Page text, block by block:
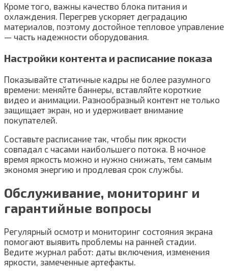
Кроме того, важны качество блока питания и
охлаждения. Перегрев ускоряет деградацию
материалов, поэтому достойное тепловое управление
— часть надежности оборудования.
Настройки контента и расписание показа
Показывайте статичные кадры не более разумного
времени: меняйте баннеры, вставляйте короткие
видео и анимации. Разнообразный контент не только
защищает экран, но и удерживает внимание
покупателей.
Составьте расписание так, чтобы пик яркости
совпадал с часами наибольшего потока. В ночное
время яркость можно и нужно снижать, тем самым
экономя энергию и продлевая срок службы.
Обслуживание, мониторинг и
гарантийные вопросы
Регулярный осмотр и мониторинг состояния экрана
помогают выявить проблемы на ранней стадии.
Ведите журнал работ: даты включения, изменения
яркости, замеченные артефакты.